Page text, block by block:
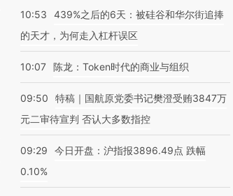
10:53
439%之后的6天：被硅谷和华尔街追捧
的天才，为何走入杠杆误区
10:07 陈龙：Token时代的商业与组织
09:50
特稿｜国航原党委书记樊澄受贿3847万
元二审待宣判 否认大多数指控
09:29
今日开盘：沪指报3896.49点 跌幅
0.10%